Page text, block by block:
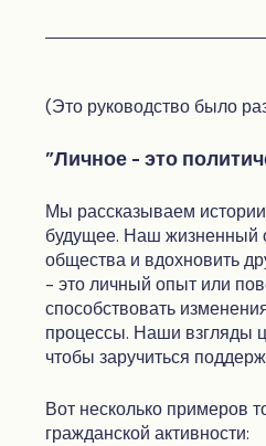
(Это руководство было
"Личное - это
Мы рассказываем
будущее. Наш жизненный
общества и вдохновить
- это личный опыт или
способствовать
процессы. Наши взгляды
чтобы заручиться
Вот несколько примеров
гражданской активности: